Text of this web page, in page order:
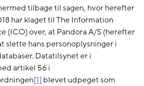
tilbage til sagen, hvor herefter
har klaget til The Information
(ICO) over, at Pandora A/S (herefter
slette hans personoplysninger i
Datatilsynet er i
artikel 56 i
[1] blevet udpeget som